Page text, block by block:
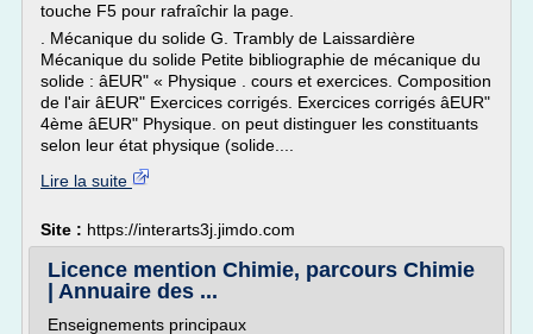
touche F5 pour rafraîchir la page.
. Mécanique du solide G. Trambly de Laissardière
Mécanique du solide Petite bibliographie de mécanique du
solide : âEUR" « Physique . cours et exercices. Composition
de l'air âEUR" Exercices corrigés. Exercices corrigés âEUR"
4ème âEUR" Physique. on peut distinguer les constituants
selon leur état physique (solide....
Lire la suite
Site : https://interarts3j.jimdo.com
Licence mention Chimie, parcours Chimie
| Annuaire des ...
Enseignements principaux